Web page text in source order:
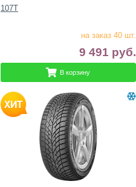
107T
на заказ 40 шт.
9 491 руб.
В корзину